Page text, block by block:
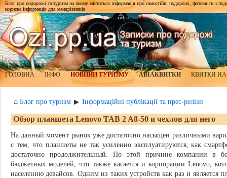
Блог про подорожі та туризм на якому міститься інформація про самостійні подорожі, фотозвіти з
корисна інформація для мандрівників
ГОЛОВНА ІНФО НОВИНИ ТУРИЗМУ АВІАКВИТКИ КВИТКИ
⌂ Блог про туризм ▶ Інформаційні публікації та прес-релізи
Обзор планшета Lenovo TAB 2 A8-50 и чехлов для него
На данный момент рынок уже достаточно насыщен различными
с тем, что планшеты не так усиленно эксплуатируются, как
достаточно продолжительный. По этой причине компании в
бюджетных моделей, что также касается и корпорации Lenovo,
населению девайсов. Одним из таких устройств как раз и